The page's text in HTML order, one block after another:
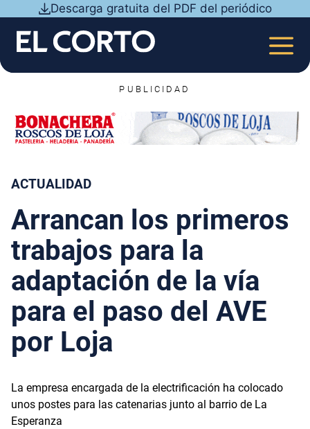
contenido
Descarga gratuita del PDF del periódico
PUBLICIDAD
ACTUALIDAD
Arrancan los primeros
trabajos para la
adaptación de la vía
para el paso del AVE
por Loja
La empresa encargada de la electrificación ha colocado
unos postes para las catenarias junto al barrio de La
Esperanza